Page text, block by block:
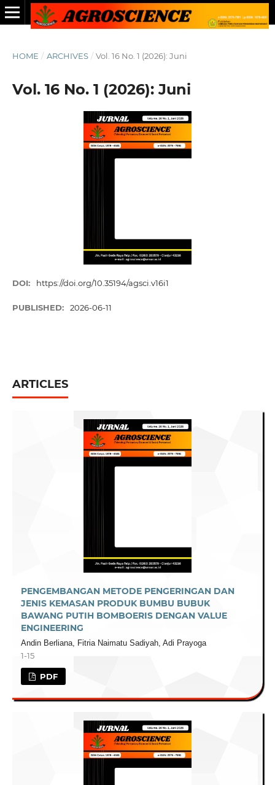
HOME / ARCHIVES / Vol. 16 No. 1 (2026): Juni
Vol. 16 No. 1 (2026): Juni
DOI: https://doi.org/10.35194/agsci.v16i1
PUBLISHED: 2026-06-11
ARTICLES
PENGEMBANGAN METODE PENGERINGAN DAN
JENIS KEMASAN PRODUK BUMBU BUBUK
BAWANG PUTIH BOMBOERIS DENGAN VALUE
ENGINEERING
Andin Berliana, Fitria Naimatu Sadiyah, Adi Prayoga
1-15
PDF